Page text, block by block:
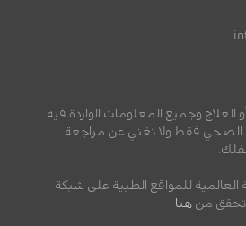
العلاج وجميع المعلومات الواردة فيه
فقط ولا تغني عن مراجعة
العالمية للمواقع الطبية على شبكة
تحقق من هنا